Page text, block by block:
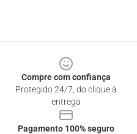
Compre com confiança
Protegido 24/7, do clique à
entrega
Pagamento 100% seguro